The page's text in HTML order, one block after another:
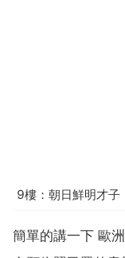
9樓：朝日鮮明才子
簡單的講一下 歐